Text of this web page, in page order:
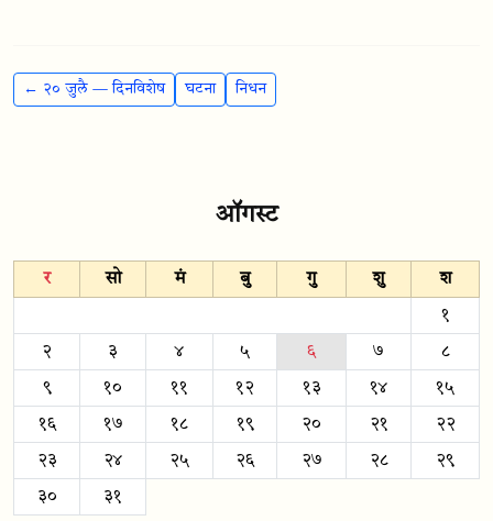
← २० जुलै — दिनविशेष घटना निधन
ऑगस्ट
र सो मं बु गु शु श
१
२ ३ ४ ५ ६ ७ ८
९ १० ११ १२ १३ १४ १५
१६ १७ १८ १९ २० २१ २२
२३ २४ २५ २६ २७ २८ २९
३० ३१